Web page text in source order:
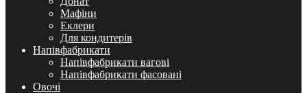
Мафіни
Еклери
Для кондитерів
Напівфабрикати
Напівфабрикати вагові
Напівфабрикати фасовані
Овочі